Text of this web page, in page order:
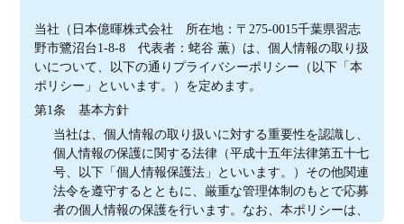
当社（日本億暉株式会社　所在地：〒275-0015千葉県習志
野市鷺沼台1-8-8　代表者：蛯谷 薫）は、個人情報の取り扱
いについて、以下の通りプライバシーポリシー（以下「本
ポリシー」といいます。）を定めます。
第1条　基本方針
当社は、個人情報の取り扱いに対する重要性を認識し、
個人情報の保護に関する法律（平成十五年法律第五十七
号、以下「個人情報保護法」といいます。）その他関連
法令を遵守するとともに、厳重な管理体制のもとで応募
者の個人情報の保護を行います。なお、本ポリシーは、